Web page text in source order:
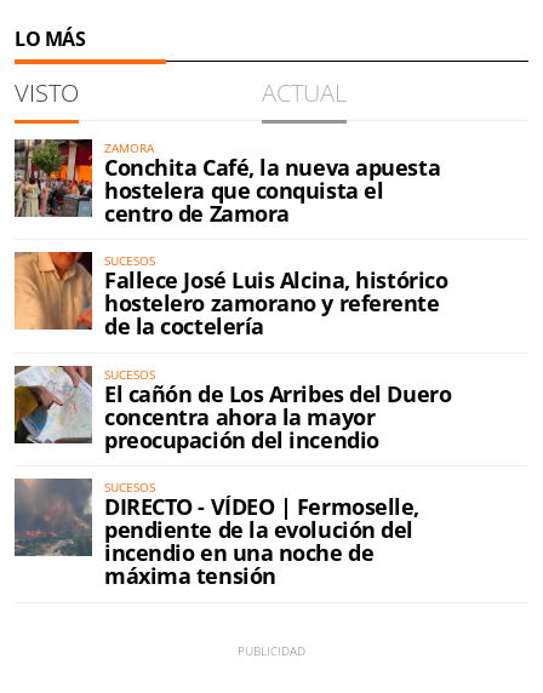
LO MÁS
VISTO ACTUAL
ZAMORA
Conchita Café, la nueva apuesta
hostelera que conquista el
centro de Zamora
SUCESOS
Fallece José Luis Alcina, histórico
hostelero zamorano y referente
de la coctelería
SUCESOS
El cañón de Los Arribes del Duero
concentra ahora la mayor
preocupación del incendio
SUCESOS
DIRECTO - VÍDEO | Fermoselle,
pendiente de la evolución del
incendio en una noche de
máxima tensión